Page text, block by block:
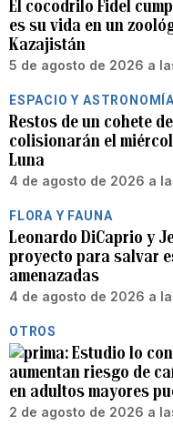
El cocodrilo Fidel
es su vida en un
Kazajistán
5 de agosto de 2026 a
ESPACIO Y ASTRONOMÍA
Restos de un cohete
colisionarán el
Luna
4 de agosto de 2026 a
FLORA Y FAUNA
Leonardo DiCaprio y
proyecto para salvar
amenazadas
4 de agosto de 2026 a
OTROS
Estudio lo
aumentan riesgo de
en adultos mayores
2 de agosto de 2026 a